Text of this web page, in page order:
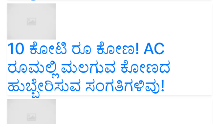
10 ಕೋಟಿ ರೂ ಕೋಣ! AC
ರೂಮಲ್ಲಿ ಮಲಗುವ ಕೋಣದ
ಹುಬ್ಬೇರಿಸುವ ಸಂಗತಿಗಳಿವು!